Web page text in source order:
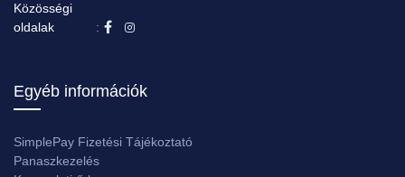
Közösségi
oldalak
:
Egyéb információk
SimplePay Fizetési Tájékoztató
Panaszkezelés